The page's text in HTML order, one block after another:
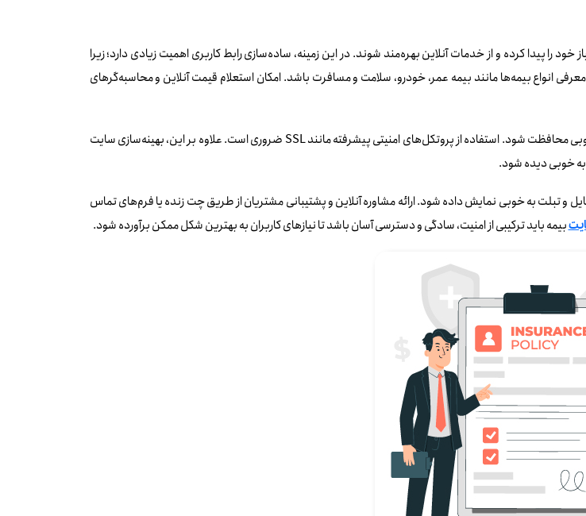
خود را پیدا کرده و از خدمات آنلاین بهره‌مند شوند. در این زمینه، ساده‌سازی رابط کاربری اهمیت زیادی دارد؛ زیرا
بیمه‌ها مانند بیمه عمر، خودرو، سلامت و مسافرت باشد. امکان استعلام قیمت آنلاین و محاسبه‌گرهای
امنیت سایت نیز از اهمیت بالایی برخوردار است؛ چرا که اطلاعات حساس مشتریان باید به خوبی محافظت شود. استفاده از پروتکل‌های امنیتی پیشرفته مانند SSL ضروری است. علاوه بر این، بهینه‌سازی سایت
و تبلت به خوبی نمایش داده شود. ارائه مشاوره آنلاین و پشتیبانی مشتریان از طریق چت زنده یا فرم‌های تماس
بیمه باید ترکیبی از امنیت، سادگی و دسترسی آسان باشد تا نیازهای کاربران به بهترین شکل ممکن برآورده شود.